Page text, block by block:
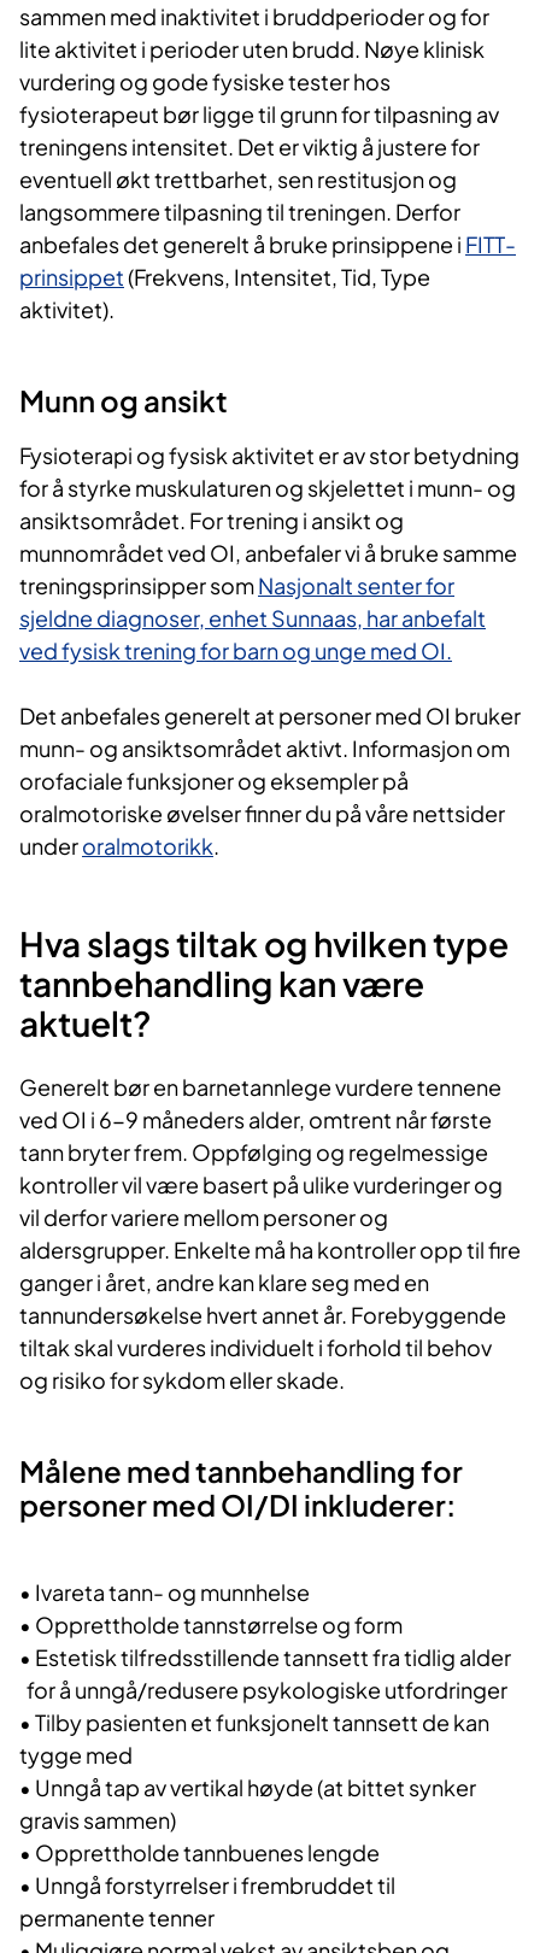
sammen med inaktivitet i bruddperioder og for
lite aktivitet i perioder uten brudd. Nøye klinisk
vurdering og gode fysiske tester hos
fysioterapeut bør ligge til grunn for tilpasning av
treningens intensitet. Det er viktig å justere for
eventuell økt trettbarhet, sen restitusjon og
langsommere tilpasning til treningen. Derfor
anbefales det generelt å bruke prinsippene i FITT-
prinsippet(Frekvens, Intensitet, Tid, Type
aktivitet).
Munn og ansikt
Fysioterapi og fysisk aktivitet er av stor betydning
for å styrke muskulaturen og skjelettet i munn- og
ansiktsområdet. For trening i ansikt og
munnområdet ved OI, anbefaler vi å bruke samme
treningsprinsipper somNasjonalt senter for
sjeldne diagnoser, enhet Sunnaas, har anbefalt
ved fysisk trening for barn og unge med OI.
Det anbefales generelt at personer med OI bruker
munn- og ansiktsområdet aktivt. Informasjon om
orofaciale funksjoner og eksempler på
oralmotoriske øvelser finner du på våre nettsider
underoralmotorikk.
Hva slags tiltak og hvilken type
tannbehandling kan være
aktuelt?
Generelt bør en barnetannlege vurdere tennene
ved OI i 6-9 måneders alder, omtrent når første
tann bryter frem. Oppfølging og regelmessige
kontroller vil være basert på ulike vurderinger og
vil derfor variere mellom personer og
aldersgrupper. Enkelte må ha kontroller opp til fire
ganger i året, andre kan klare seg med en
tannundersøkelse hvert annet år. Forebyggende
tiltak skal vurderes individuelt i forhold til behov
og risiko for sykdom eller skade.
​Målene med tannbehandling for
personer med OI/DI inkluderer:
• Ivareta tann- og munnhelse
• Opprettholde tannstørrelse og form
• Estetisk tilfredsstillende tannsett fra tidlig alder
for å unngå/redusere psykologiske utfordringer
• Tilby pasienten et funksjonelt tannsett de kan
tygge med
• Unngå tap av vertikal høyde (at bittet synker
gravis sammen)
• Opprettholde tannbuenes lengde
• Unngå forstyrrelser i frembruddet til
permanente tenner